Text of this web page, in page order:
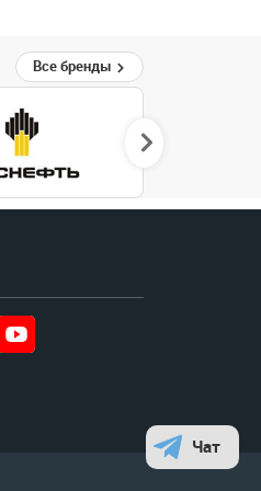
Все бренды
Чат